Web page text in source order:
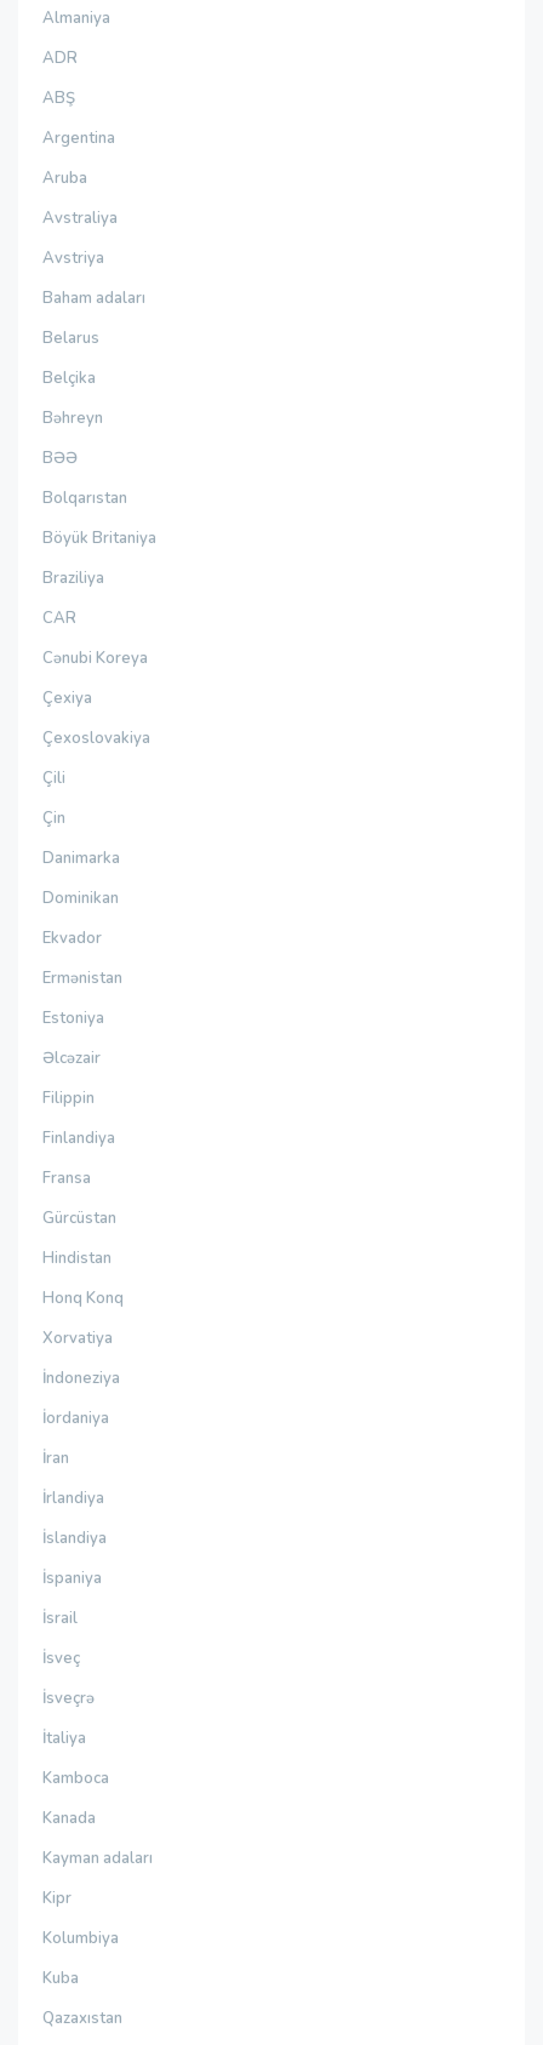
Almaniya
ADR
ABŞ
Argentina
Aruba
Avstraliya
Avstriya
Baham adaları
Belarus
Belçika
Bəhreyn
BƏƏ
Bolqarıstan
Böyük Britaniya
Braziliya
CAR
Cənubi Koreya
Çexiya
Çexoslovakiya
Çili
Çin
Danimarka
Dominikan
Ekvador
Ermənistan
Estoniya
Əlcəzair
Filippin
Finlandiya
Fransa
Gürcüstan
Hindistan
Honq Konq
Xorvatiya
İndoneziya
İordaniya
İran
İrlandiya
İslandiya
İspaniya
İsrail
İsveç
İsveçrə
İtaliya
Kamboca
Kanada
Kayman adaları
Kipr
Kolumbiya
Kuba
Qazaxıstan